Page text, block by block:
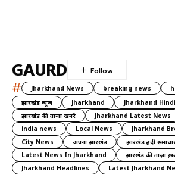
GAURD
# Jharkhand News breaking news
झारखंड न्यूज़
Jharkhand Jharkhand
झारखंड की ताज़ा खबरें
Jharkhand Latest News
india news
Local News
Jharkhand
City News
अपना झारखंड
झारखंड हिंदी
Latest News In Jharkhand
झारखंड की ताज़ा
Jharkhand Headlines
Latest Jharkhand